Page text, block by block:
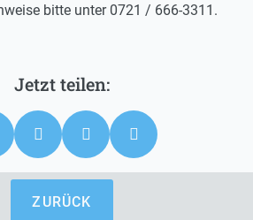
bitte unter 0721 / 666-3311.
ZURÜCK